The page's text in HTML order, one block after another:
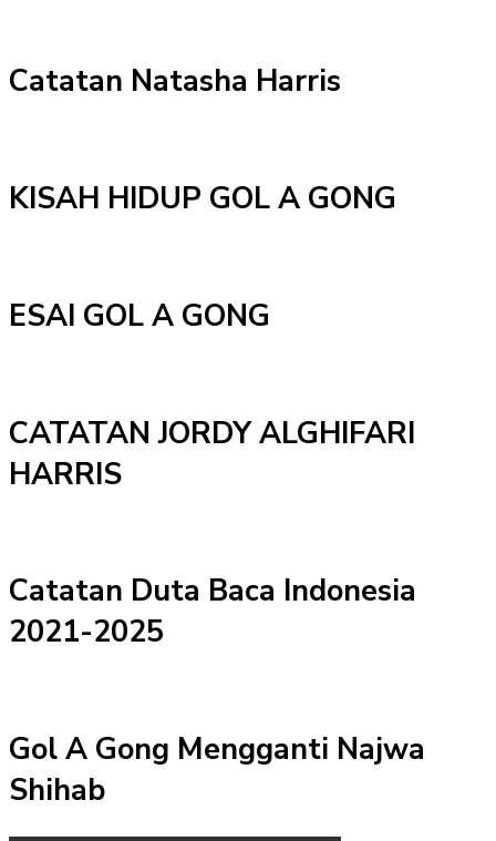
Catatan Natasha Harris
KISAH HIDUP GOL A GONG
ESAI GOL A GONG
CATATAN JORDY ALGHIFARI
HARRIS
Catatan Duta Baca Indonesia
2021-2025
Gol A Gong Mengganti Najwa
Shihab